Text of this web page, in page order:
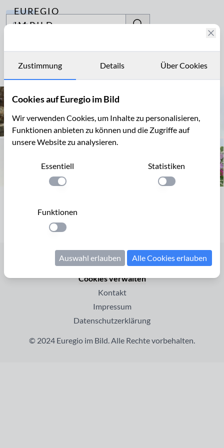
EUREGIO
IM BILD
Archiv
Kontakt
Archiv
Startseite
Cookies verwalten
Kontakt
Impressum
Datenschutzerklärung
© 2024 Euregio im Bild. Alle Rechte vorbehalten.
Zustimmung Details Über Cookies
Cookies auf Euregio im Bild
Wir verwenden Cookies, um Inhalte zu personalisieren,
Funktionen anbieten zu können und die Zugriffe auf
unsere Website zu analysieren.
Essentiell
Einstellung anwenden
Statistiken
Einstellung
Funktionen
Einstellung anwenden
Auswahl erlauben Alle Cookies erlauben